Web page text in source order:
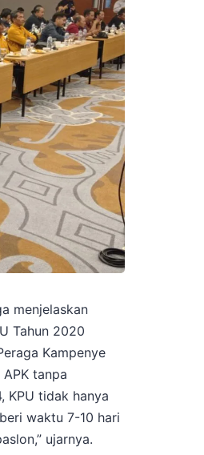
menjelaskan
Tahun 2020
Kampenye
tanpa
KPU tidak hanya
waktu 7-10 hari
ujarnya.